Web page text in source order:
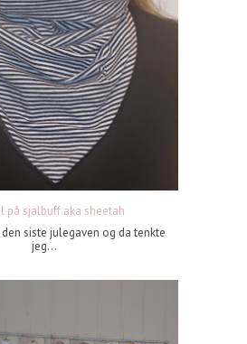
på sjalbuff aka sheetah
siste julegaven og da tenkte
jeg...